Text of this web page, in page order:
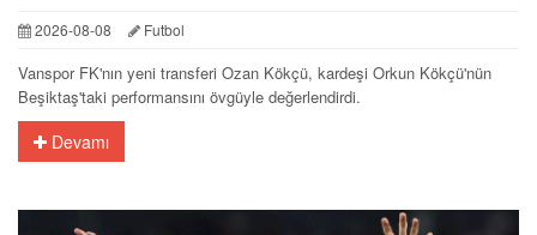
2026-08-08 Futbol
Vanspor FK'nın yeni transferi Ozan Kökçü, kardeşi Orkun Kökçü'nün
Beşiktaş'taki performansını övgüyle değerlendirdi.
Devamı